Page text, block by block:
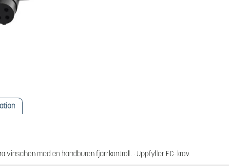
vinschen med en handburen fjärrkontroll. · Uppfyller EG-krav.